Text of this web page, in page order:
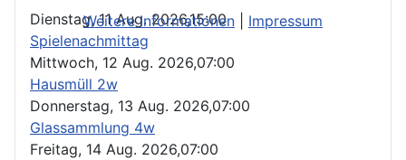
Dienstag, 11 Aug. 2026,15:00
Spielenachmittag
Mittwoch, 12 Aug. 2026,07:00
Hausmüll 2w
Donnerstag, 13 Aug. 2026,07:00
Glassammlung 4w
Freitag, 14 Aug. 2026,07:00
Weitere Informationen
Impressum